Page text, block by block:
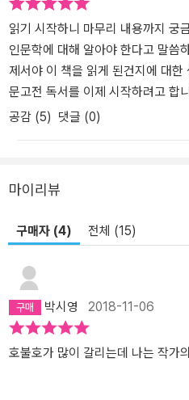
되리라 결심하고 금융계에 뛰어들
를 마셔야 했다. 그가 수십 년 만에
지, 한 가지 손에서 놓지 않은 것은
철학서를 읽었고, 주말이나 휴일에
를 받았고 때때로 철학 논문을 썼다.
자기 돈 이야길 한다고 반감을 품을
니다. 인문학은 세상과 잘 지내기
서, 그리고 외부의 어떤 ‘무력적인
무조건 반응하기보다는 심사숙고
배우기 위해 반드시 해야 할 공부입니다.” 인문고전에서 배
들은 모두 인문고전을 읽었다. 4장
배우는 인생경영법이 소개된다. “만
있다면 우리 회사가 가진 모든 기술
소크라테스 광이었던 스티브 잡스
문법을 경영에 적용해 세계적 경
읽기 시작하니 마무리 내용까지 궁
인문학에 대해 알아야 한다고 말씀
제서야 이 책을 읽게 된건지에 대
문고전 독서를 이제 시작하려고 합
공감 (5) 댓글 (0)
마이리뷰
구매자 (4) 전체 (15)
박시영 2018-11-06
호불호가 많이 갈리는데 나는 작가